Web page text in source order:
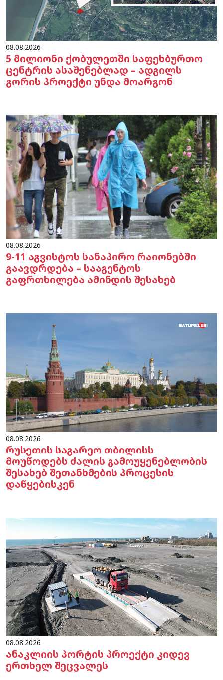
08.08.2026
5 მილიონი ქობულეთში საფეხბურთო
ცენტრის ასაშენებლად – ადგილს
გორის პროექტი უნდა მოარგონ
08.08.2026
9-11 აგვისტოს სანაპირო რაიონებში
გაავდრდება – სააგენტოს
გაფრთხილება ამინდის შესახებ
08.08.2026
რუსეთის საგარეო თბილისს
მოუწოდებს ძალის გამოუყენებლობის
შესახებ შეთანხმების პროცესის
დაწყებისკენ
08.08.2026
ანაკლიის პორტის პროექტი კიდევ
ერთხელ შეცვალეს